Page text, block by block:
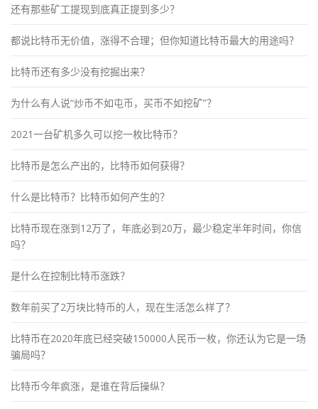
还有那些矿工提现到底真正提到多少？
都说比特币无价值，涨得不合理；但你知道比特币最大的用途吗？
比特币还有多少没有挖掘出来？
为什么有人说“炒币不如屯币，买币不如挖矿”？
2021一台矿机多久可以挖一枚比特币？
比特币是怎么产出的，比特币如何获得？
什么是比特币？比特币如何产生的？
比特币现在涨到12万了，年底必到20万，最少稳定半年时间，你信
吗？
是什么在控制比特币涨跌？
数年前买了2万块比特币的人，现在生活怎么样了？
比特币在2020年底已经突破150000人民币一枚，你还认为它是一场
骗局吗？
比特币今年疯涨，是谁在背后操纵？